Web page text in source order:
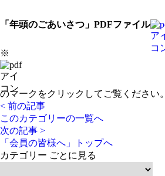
「年頭のごあいさつ」PDFファイル
※
のマークをクリックしてご覧ください。
< 前の記事
このカテゴリーの一覧へ
次の記事 >
「会員の皆様へ」トップへ
カテゴリー ごとに見る